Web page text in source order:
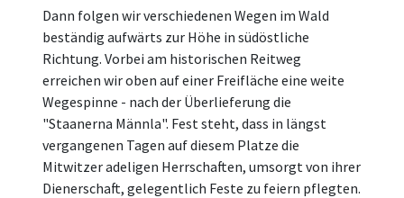
Dann folgen wir verschiedenen Wegen im Wald
beständig aufwärts zur Höhe in südöstliche
Richtung. Vorbei am historischen Reitweg
erreichen wir oben auf einer Freifläche eine weite
Wegespinne - nach der Überlieferung die
"Staanerna Männla". Fest steht, dass in längst
vergangenen Tagen auf diesem Platze die
Mitwitzer adeligen Herrschaften, umsorgt von ihrer
Dienerschaft, gelegentlich Feste zu feiern pflegten.